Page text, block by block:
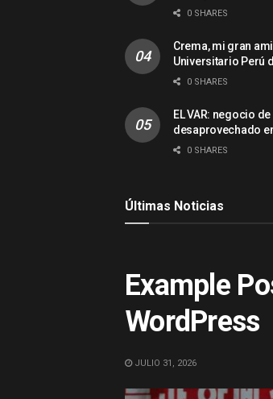
0 SHARES
Crema, mi gran
Universitario Perú
0 SHARES
EL VAR: negocio
desaprovechado
0 SHARES
Últimas Noticias
Example
WordPress
JULIO 31, 2026